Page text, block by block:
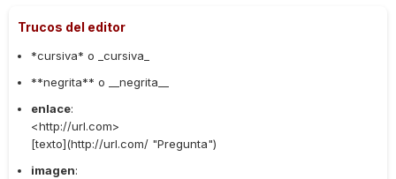
Trucos del editor
*cursiva* o _cursiva_
**negrita** o __negrita__
enlace:
<http://url.com>
[texto](http://url.com/ "Pregunta")
imagen: